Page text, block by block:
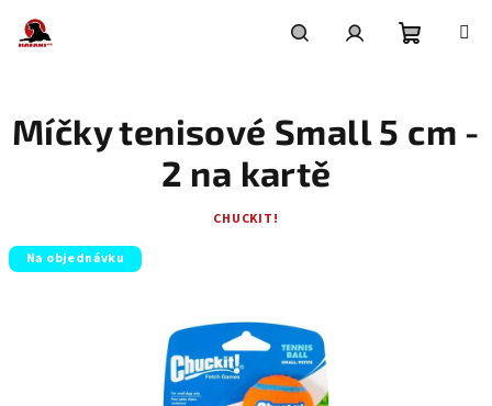
obsah
košík
Míčky tenisové Small 5 cm -
2 na kartě
CHUCKIT!
Na objednávku